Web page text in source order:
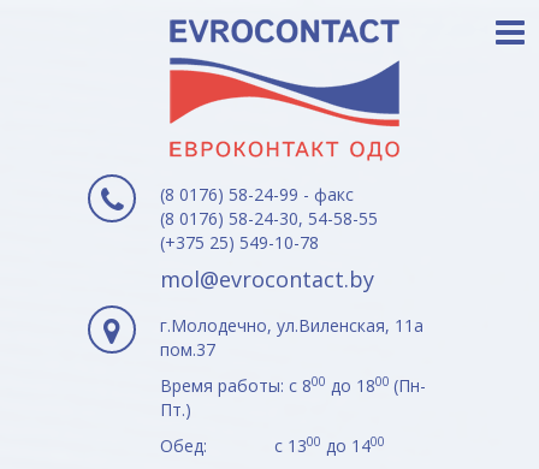
(8 0176) 58-24-99 - факс
(8 0176) 58-24-30, 54-58-55
(+375 25) 549-10-78
mol@evrocontact.by
г.Молодечно, ул.Виленская, 11а
пом.37
Время работы: с 800 до 1800 (Пн-
Пт.)
Обед: с 1300 до 1400